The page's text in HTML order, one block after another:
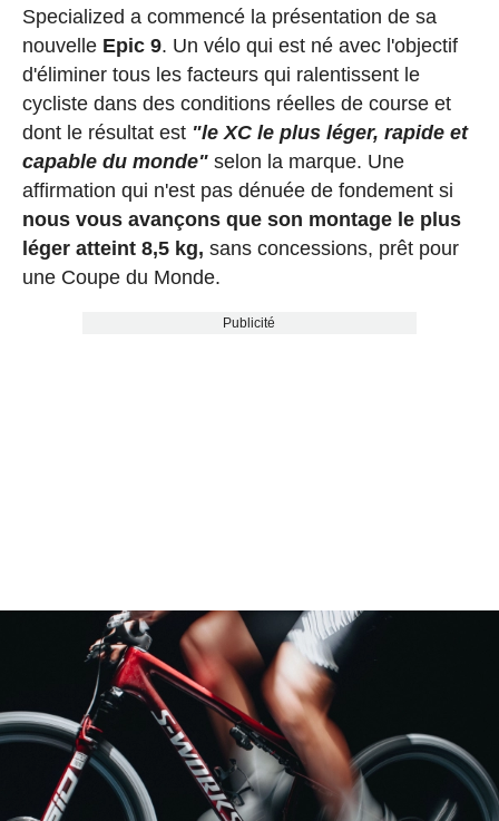
Specialized a commencé la présentation de sa
nouvelle Epic 9. Un vélo qui est né avec l'objectif
d'éliminer tous les facteurs qui ralentissent le
cycliste dans des conditions réelles de course et
dont le résultat est "le XC le plus léger, rapide et
capable du monde" selon la marque. Une
affirmation qui n'est pas dénuée de fondement si
nous vous avançons que son montage le plus
léger atteint 8,5 kg, sans concessions, prêt pour
une Coupe du Monde.
Publicité